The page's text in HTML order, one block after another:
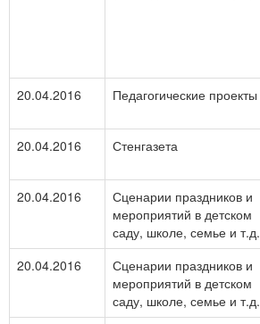
20.04.2016 Педагогические проекты
20.04.2016 Стенгазета
20.04.2016
Сценарии праздников и
мероприятий в детском
саду, школе, семье и т.д.
20.04.2016
Сценарии праздников и
мероприятий в детском
саду, школе, семье и т.д.